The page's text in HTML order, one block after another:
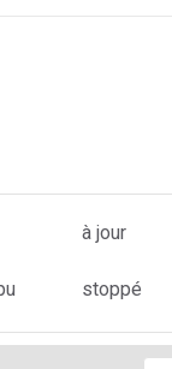
à jour
stoppé